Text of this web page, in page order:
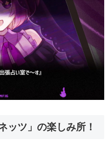
ッツ」の楽しみ所！